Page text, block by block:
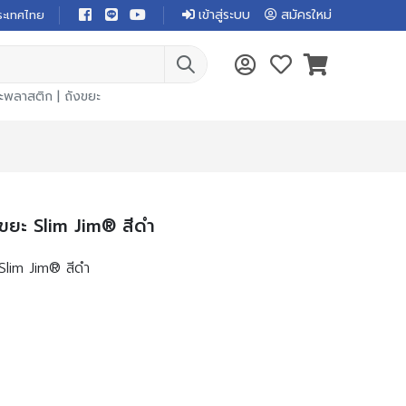
ทศไทย เข้าสู่ระบบ สมัครใหม่
พลาสติก | ถังขยะ
ยะ Slim Jim® สีดำ
Jim® สีดำ